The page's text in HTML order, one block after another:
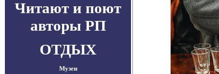
Читают и поют
авторы РП
ОТДЫХ
Музеи